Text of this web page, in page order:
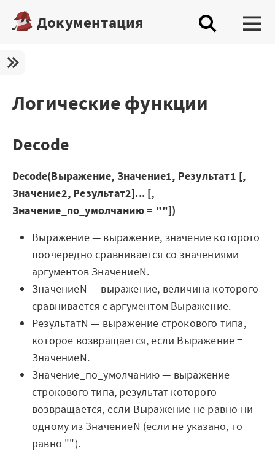
Документация
Купить настольную редакцию
Запросить trial сервера
Демостенды
Документация
Шифратор пакетов
Системные требования
Loginom + AI
AI в экосистеме Loginom
Преимущества
Для аналитиков
Логические функции
Decode
Decode(Выражение, Значение1, Результат1 [,
Значение2, Результат2]... [,
Значение_по_умолчанию = ""])
Выражение — выражение, значение которого
поочередно сравнивается со значениями
аргументов ЗначениеN.
ЗначениеN — выражение, величина которого
сравнивается с аргументом Выражение.
РезультатN — выражение строкового типа,
которое возвращается, если Выражение =
ЗначениеN.
Значение_по_умолчанию — выражение
строкового типа, результат которого
возвращается, если Выражение не равно ни
одному из ЗначениеN (если не указано, то
равно "").